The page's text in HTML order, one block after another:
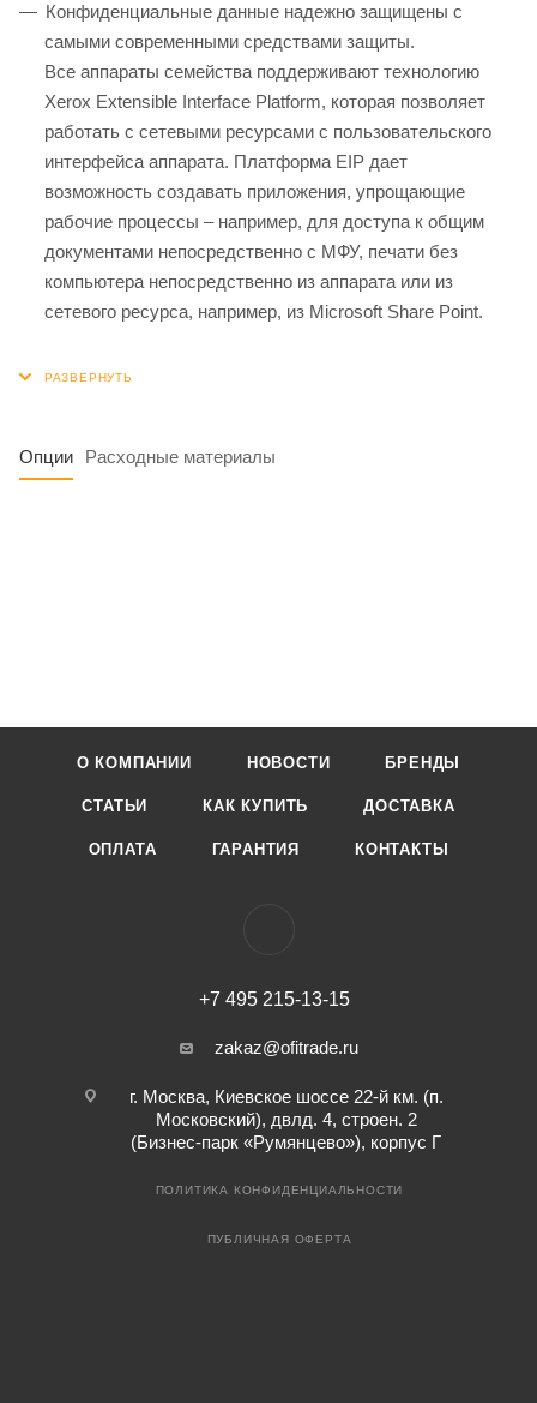
Конфиденциальные данные надежно защищены с
самыми современными средствами защиты.
Все аппараты семейства поддерживают технологию
Xerox Extensible Interface Platform, которая позволяет
работать с сетевыми ресурсами с пользовательского
интерфейса аппарата. Платформа EIP дает
возможность создавать приложения, упрощающие
рабочие процессы – например, для доступа к общим
документами непосредственно с МФУ, печати без
компьютера непосредственно из аппарата или из
сетевого ресурса, например, из Microsoft Share Point.
Опции Расходные материалы
О КОМПАНИИ НОВОСТИ БРЕНДЫ
СТАТЬИ КАК КУПИТЬ ДОСТАВКА
ОПЛАТА ГАРАНТИЯ КОНТАКТЫ
+7 495 215-13-15
zakaz@ofitrade.ru
г. Москва, Киевское шоссе 22-й км. (п.
Московский), двлд. 4, строен. 2
(Бизнес-парк «Румянцево»), корпус Г
ПОЛИТИКА КОНФИДЕНЦИАЛЬНОСТИ
ПУБЛИЧНАЯ ОФЕРТА